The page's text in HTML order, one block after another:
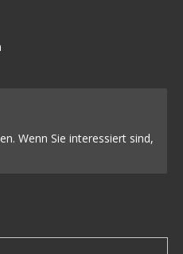
Wenn Sie interessiert sind,